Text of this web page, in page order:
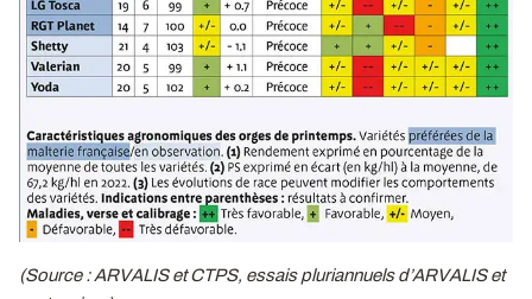
(Source : ARVALIS et CTPS, essais pluriannuels d’ARVALIS et